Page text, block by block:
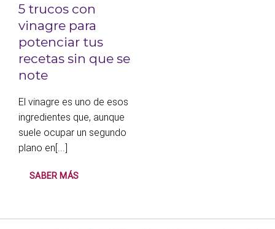
5 trucos con
vinagre para
potenciar tus
recetas sin que se
note
El vinagre es uno de esos
ingredientes que, aunque
suele ocupar un segundo
plano en[...]
SABER MÁS